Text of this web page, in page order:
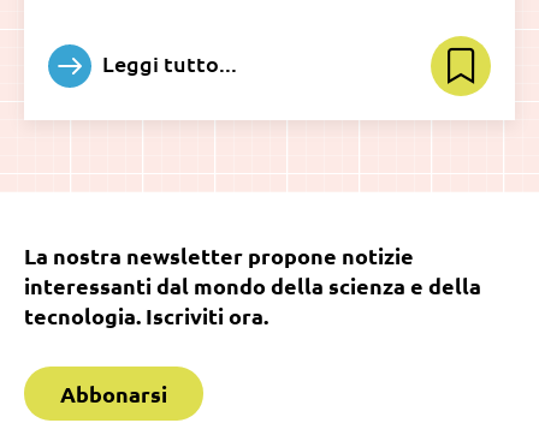
Leggi tutto...
La nostra newsletter propone notizie
interessanti dal mondo della scienza e della
tecnologia. Iscriviti ora.
Abbonarsi